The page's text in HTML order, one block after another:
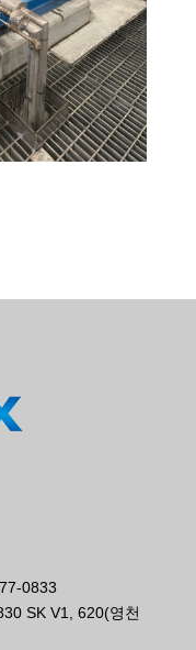
0833
SK V1, 620(영천